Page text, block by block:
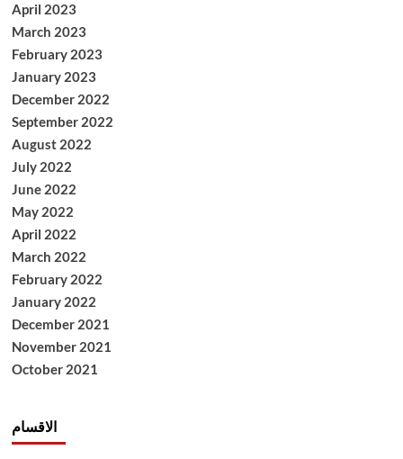
April 2023
March 2023
February 2023
January 2023
December 2022
September 2022
August 2022
July 2022
June 2022
May 2022
April 2022
March 2022
February 2022
January 2022
December 2021
November 2021
October 2021
الاقسام